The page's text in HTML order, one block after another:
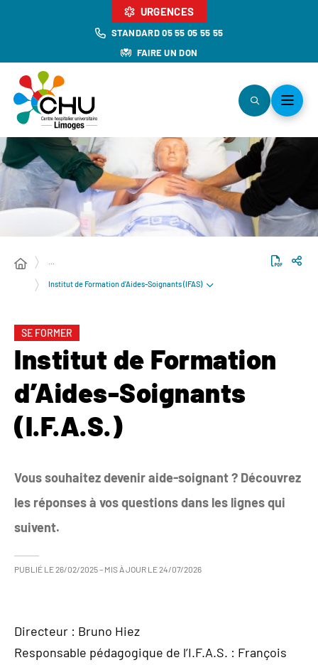
STANDARD 05 55 05 55 55
FAIRE UN DON
URGENCES
…
Institut de Formation d’Aides-Soignants (IFAS)
SE FORMER
Institut de Formation
d’Aides-Soignants
(I.F.A.S.)
Vous souhaitez devenir aide-soignant ? Découvrez
les réponses à vos questions dans les lignes qui
suivent.
PUBLIÉ LE26/02/2025– MIS À JOUR LE24/07/2026
Directeur : Bruno Hiez
Responsable pédagogique de l’I.F.A.S. : François